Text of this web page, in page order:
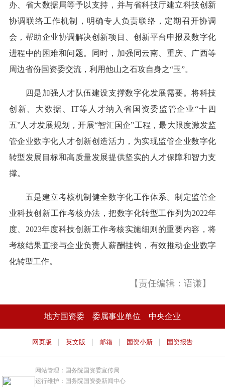
办、省大数据局等予以支持，并与省科技厅建立科技创新
协调联络工作机制，明确专人负责联络，定期召开协调
会，帮助企业协调解决创新项目、创新平台申报及数字化
进程中的困难和问题。同时，加强同云南、重庆、广西等
周边省份国资委交流，利用他山之石攻自身之“玉”。
四是加强人才队伍建设支撑数字化发展需要。将科技
创新、大数据、IT等人才纳入省国资委监管企业“十四
五”人才发展规划，开展“智汇国企”工程，最大限度激发监
管企业数字化人才创新创造活力，为实现监管企业数字化
转型发展目标和高质量发展提供坚实的人才保障和智力支
撑。
五是建立考核机制健全数字化工作体系。制定监管企
业科技创新工作考核办法，把数字化转型工作列为2022年
度、2023年度科技创新工作考核实施细则的重要内容，将
考核结果直接与企业负责人薪酬挂钩，有效推动企业数字
化转型工作。
【责任编辑：语谦】
地方国资委 委属事业单位 中央企业
网页版 | 英文版 | 邮箱 | 国资小新 | 国资报告
网站管理：国务院国资委宣传局
运行维护：国务院国资委新闻中心